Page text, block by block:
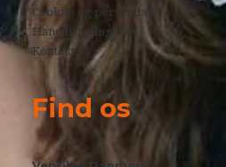
Cookies og persondata
Handelsbetingelser
Kontakt os
Find os